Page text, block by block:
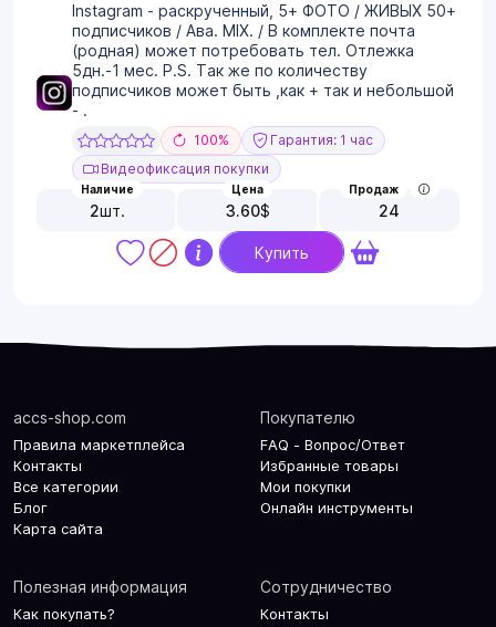
Instagram - раскрученный, 5+ ФОТО / ЖИВЫХ 50+
подписчиков / Ава. MIX. / В комплекте почта
(родная) может потребовать тел. Отлежка
5дн.-1 мес. P.S. Так же по количеству
подписчиков может быть ,как + так и небольшой
- .
100%
Гарантия: 1 час
Видеофиксация покупки
Наличие
2шт.
Цена
3.60$
Продаж
24
Купить
accs-shop.com
Правила маркетплейса
Контакты
Все категории
Блог
Карта сайта
Покупателю
FAQ - Вопрос/Ответ
Избранные товары
Мои покупки
Онлайн инструменты
Полезная информация
Как покупать?
Сотрудничество
Контакты